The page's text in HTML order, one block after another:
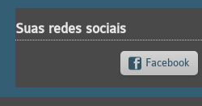
Suas redes sociais
Facebook